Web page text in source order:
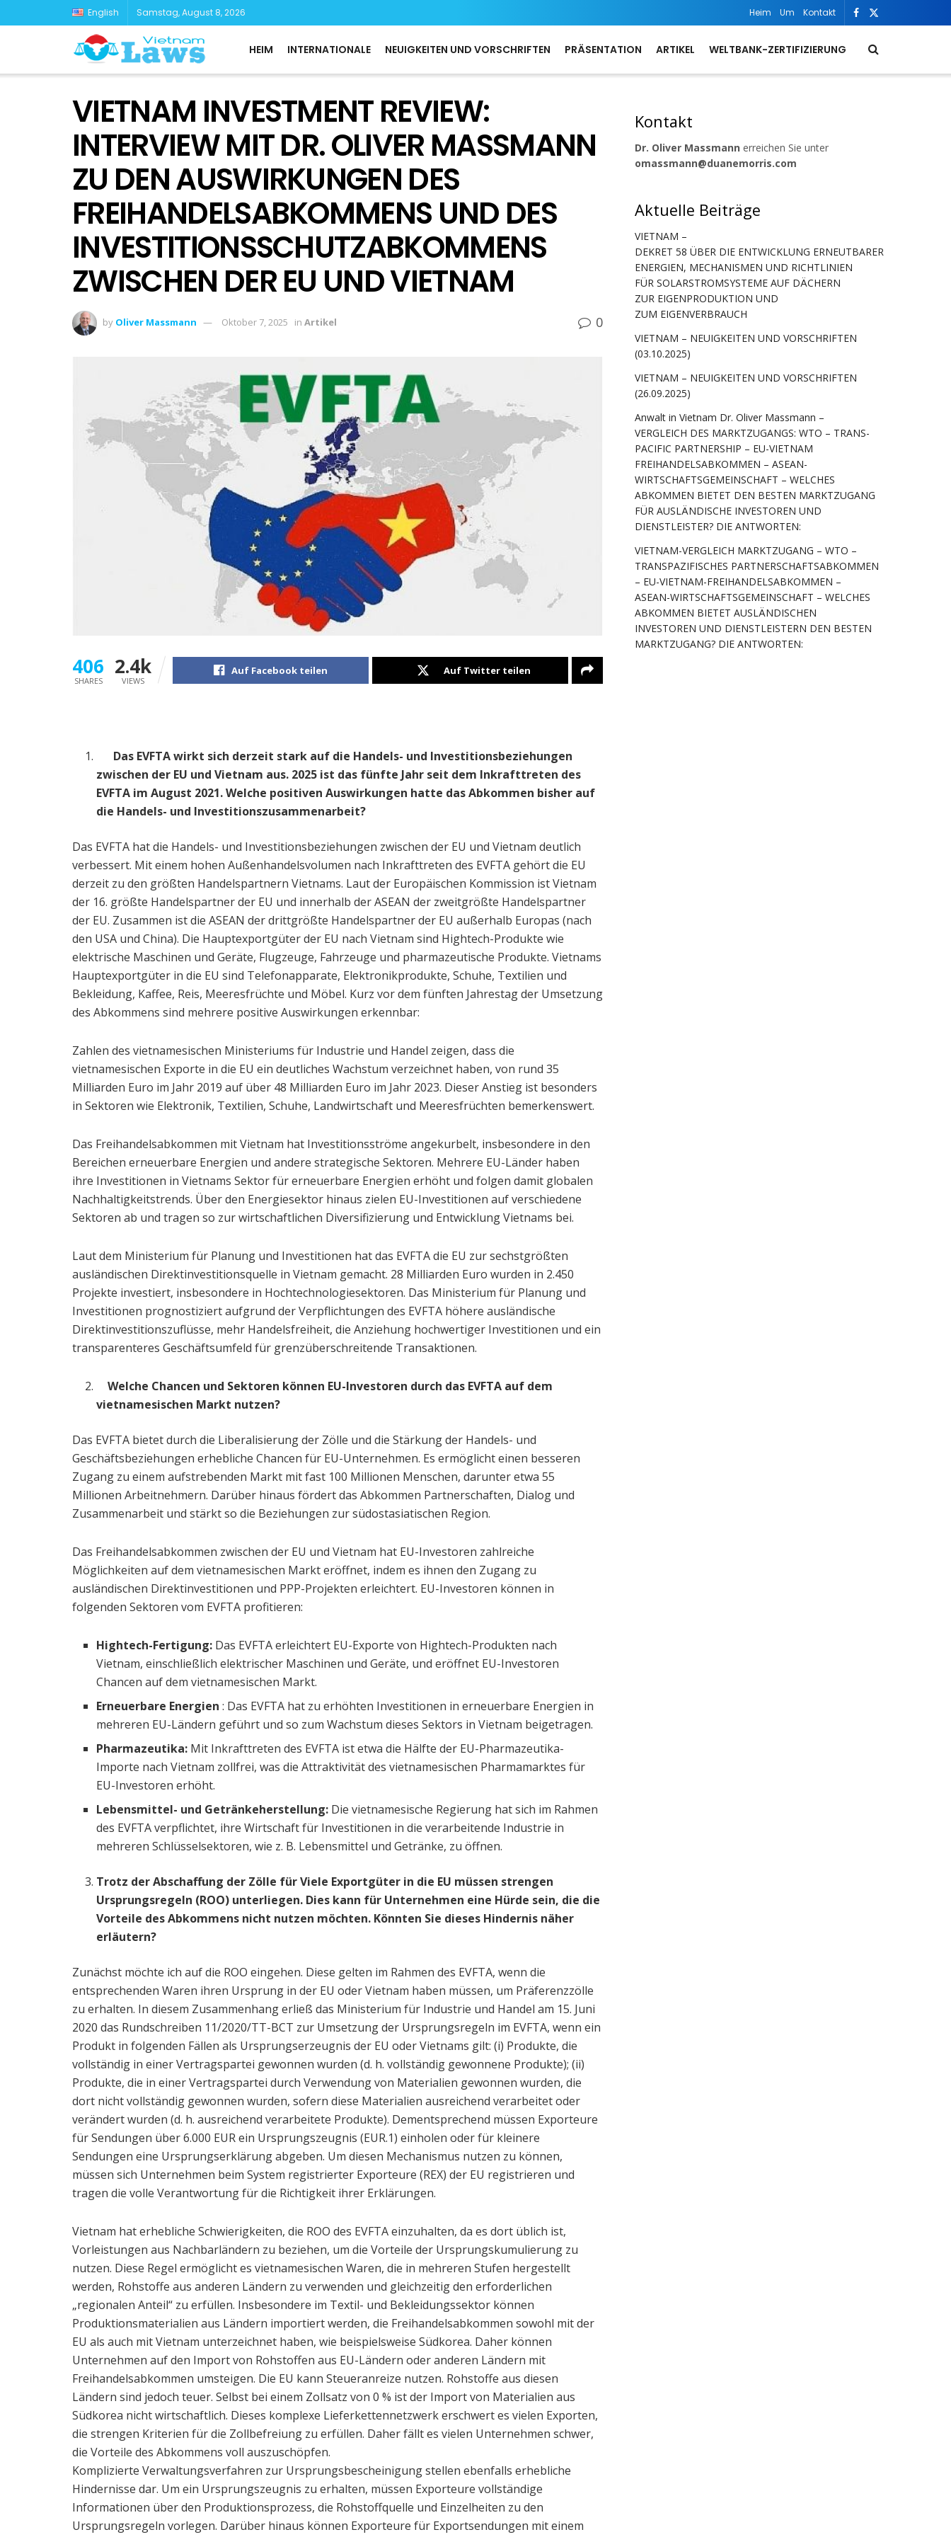
English Samstag, August 8, 2026 Heim Um Kontakt
HEIM INTERNATIONALE NEUIGKEITEN UND VORSCHRIFTEN PRÄSENTATION ARTIKEL WELTBANK-ZERTIFIZIERUNG
VIETNAM INVESTMENT REVIEW:
INTERVIEW MIT DR. OLIVER MASSMANN
ZU DEN AUSWIRKUNGEN DES
FREIHANDELSABKOMMENS UND DES
INVESTITIONSSCHUTZABKOMMENS
ZWISCHEN DER EU UND VIETNAM
by Oliver Massmann Oktober 7, 2025 in Artikel 0
406
SHARES
2.4k
VIEWS
Auf Facebook teilen Auf Twitter teilen
Das EVFTA wirkt sich derzeit stark auf die Handels- und Investitionsbeziehungen
zwischen der EU und Vietnam aus. 2025 ist das fünfte Jahr seit dem Inkrafttreten des
EVFTA im August 2021. Welche positiven Auswirkungen hatte das Abkommen bisher auf
die Handels- und Investitionszusammenarbeit?
Das EVFTA hat die Handels- und Investitionsbeziehungen zwischen der EU und Vietnam deutlich
verbessert. Mit einem hohen Außenhandelsvolumen nach Inkrafttreten des EVFTA gehört die EU
derzeit zu den größten Handelspartnern Vietnams. Laut der Europäischen Kommission ist Vietnam
der 16. größte Handelspartner der EU und innerhalb der ASEAN der zweitgrößte Handelspartner
der EU. Zusammen ist die ASEAN der drittgrößte Handelspartner der EU außerhalb Europas (nach
den USA und China). Die Hauptexportgüter der EU nach Vietnam sind Hightech-Produkte wie
elektrische Maschinen und Geräte, Flugzeuge, Fahrzeuge und pharmazeutische Produkte. Vietnams
Hauptexportgüter in die EU sind Telefonapparate, Elektronikprodukte, Schuhe, Textilien und
Bekleidung, Kaffee, Reis, Meeresfrüchte und Möbel. Kurz vor dem fünften Jahrestag der Umsetzung
des Abkommens sind mehrere positive Auswirkungen erkennbar:
Zahlen des vietnamesischen Ministeriums für Industrie und Handel zeigen, dass die
vietnamesischen Exporte in die EU ein deutliches Wachstum verzeichnet haben, von rund 35
Milliarden Euro im Jahr 2019 auf über 48 Milliarden Euro im Jahr 2023. Dieser Anstieg ist besonders
in Sektoren wie Elektronik, Textilien, Schuhe, Landwirtschaft und Meeresfrüchten bemerkenswert.
Das Freihandelsabkommen mit Vietnam hat Investitionsströme angekurbelt, insbesondere in den
Bereichen erneuerbare Energien und andere strategische Sektoren. Mehrere EU-Länder haben
ihre Investitionen in Vietnams Sektor für erneuerbare Energien erhöht und folgen damit globalen
Nachhaltigkeitstrends. Über den Energiesektor hinaus zielen EU-Investitionen auf verschiedene
Sektoren ab und tragen so zur wirtschaftlichen Diversifizierung und Entwicklung Vietnams bei.
Laut dem Ministerium für Planung und Investitionen hat das EVFTA die EU zur sechstgrößten
ausländischen Direktinvestitionsquelle in Vietnam gemacht. 28 Milliarden Euro wurden in 2.450
Projekte investiert, insbesondere in Hochtechnologiesektoren. Das Ministerium für Planung und
Investitionen prognostiziert aufgrund der Verpflichtungen des EVFTA höhere ausländische
Direktinvestitionszuflüsse, mehr Handelsfreiheit, die Anziehung hochwertiger Investitionen und ein
transparenteres Geschäftsumfeld für grenzüberschreitende Transaktionen.
Welche Chancen und Sektoren können EU-Investoren durch das EVFTA auf dem
vietnamesischen Markt nutzen?
Das EVFTA bietet durch die Liberalisierung der Zölle und die Stärkung der Handels- und
Geschäftsbeziehungen erhebliche Chancen für EU-Unternehmen. Es ermöglicht einen besseren
Zugang zu einem aufstrebenden Markt mit fast 100 Millionen Menschen, darunter etwa 55
Millionen Arbeitnehmern. Darüber hinaus fördert das Abkommen Partnerschaften, Dialog und
Zusammenarbeit und stärkt so die Beziehungen zur südostasiatischen Region.
Das Freihandelsabkommen zwischen der EU und Vietnam hat EU-Investoren zahlreiche
Möglichkeiten auf dem vietnamesischen Markt eröffnet, indem es ihnen den Zugang zu
ausländischen Direktinvestitionen und PPP-Projekten erleichtert. EU-Investoren können in
folgenden Sektoren vom EVFTA profitieren:
Hightech-Fertigung: Das EVFTA erleichtert EU-Exporte von Hightech-Produkten nach
Vietnam, einschließlich elektrischer Maschinen und Geräte, und eröffnet EU-Investoren
Chancen auf dem vietnamesischen Markt.
Erneuerbare Energien: Das EVFTA hat zu erhöhten Investitionen in erneuerbare Energien in
mehreren EU-Ländern geführt und so zum Wachstum dieses Sektors in Vietnam beigetragen.
Pharmazeutika: Mit Inkrafttreten des EVFTA ist etwa die Hälfte der EU-Pharmazeutika-
Importe nach Vietnam zollfrei, was die Attraktivität des vietnamesischen Pharmamarktes für
EU-Investoren erhöht.
Lebensmittel- und Getränkeherstellung: Die vietnamesische Regierung hat sich im Rahmen
des EVFTA verpflichtet, ihre Wirtschaft für Investitionen in die verarbeitende Industrie in
mehreren Schlüsselsektoren, wie z. B. Lebensmittel und Getränke, zu öffnen.
Trotz der Abschaffung der Zölle für Viele Exportgüter in die EU müssen strengen
Ursprungsregeln (ROO) unterliegen. Dies kann für Unternehmen eine Hürde sein, die die
Vorteile des Abkommens nicht nutzen möchten. Könnten Sie dieses Hindernis näher
erläutern?
Zunächst möchte ich auf die ROO eingehen. Diese gelten im Rahmen des EVFTA, wenn die
entsprechenden Waren ihren Ursprung in der EU oder Vietnam haben müssen, um Präferenzzölle
zu erhalten. In diesem Zusammenhang erließ das Ministerium für Industrie und Handel am 15. Juni
2020 das Rundschreiben 11/2020/TT-BCT zur Umsetzung der Ursprungsregeln im EVFTA, wenn ein
Produkt in folgenden Fällen als Ursprungserzeugnis der EU oder Vietnams gilt: (i) Produkte, die
vollständig in einer Vertragspartei gewonnen wurden (d. h. vollständig gewonnene Produkte); (ii)
Produkte, die in einer Vertragspartei durch Verwendung von Materialien gewonnen wurden, die
dort nicht vollständig gewonnen wurden, sofern diese Materialien ausreichend verarbeitet oder
verändert wurden (d. h. ausreichend verarbeitete Produkte). Dementsprechend müssen Exporteure
für Sendungen über 6.000 EUR ein Ursprungszeugnis (EUR.1) einholen oder für kleinere
Sendungen eine Ursprungserklärung abgeben. Um diesen Mechanismus nutzen zu können,
müssen sich Unternehmen beim System registrierter Exporteure (REX) der EU registrieren und
tragen die volle Verantwortung für die Richtigkeit ihrer Erklärungen.
Vietnam hat erhebliche Schwierigkeiten, die ROO des EVFTA einzuhalten, da es dort üblich ist,
Vorleistungen aus Nachbarländern zu beziehen, um die Vorteile der Ursprungskumulierung zu
nutzen. Diese Regel ermöglicht es vietnamesischen Waren, die in mehreren Stufen hergestellt
werden, Rohstoffe aus anderen Ländern zu verwenden und gleichzeitig den erforderlichen
„regionalen Anteil“ zu erfüllen. Insbesondere im Textil- und Bekleidungssektor können
Produktionsmaterialien aus Ländern importiert werden, die Freihandelsabkommen sowohl mit der
EU als auch mit Vietnam unterzeichnet haben, wie beispielsweise Südkorea. Daher können
Unternehmen auf den Import von Rohstoffen aus EU-Ländern oder anderen Ländern mit
Freihandelsabkommen umsteigen. Die EU kann Steueranreize nutzen. Rohstoffe aus diesen
Ländern sind jedoch teuer. Selbst bei einem Zollsatz von 0 % ist der Import von Materialien aus
Südkorea nicht wirtschaftlich. Dieses komplexe Lieferkettennetzwerk erschwert es vielen Exporten,
die strengen Kriterien für die Zollbefreiung zu erfüllen. Daher fällt es vielen Unternehmen schwer,
die Vorteile des Abkommens voll auszuschöpfen.
Komplizierte Verwaltungsverfahren zur Ursprungsbescheinigung stellen ebenfalls erhebliche
Hindernisse dar. Um ein Ursprungszeugnis zu erhalten, müssen Exporteure vollständige
Informationen über den Produktionsprozess, die Rohstoffquelle und Einzelheiten zu den
Ursprungsregeln vorlegen. Darüber hinaus können Exporteure für Exportsendungen mit einem
Kontakt
Dr. Oliver Massmann erreichen Sie unter
omassmann@duanemorris.com
Aktuelle Beiträge
VIETNAM –
DEKRET 58 ÜBER DIE ENTWICKLUNG ERNEUTBARER
ENERGIEN, MECHANISMEN UND RICHTLINIEN
FÜR SOLARSTROMSYSTEME AUF DÄCHERN
ZUR EIGENPRODUKTION UND
ZUM EIGENVERBRAUCH
VIETNAM – NEUIGKEITEN UND VORSCHRIFTEN
(03.10.2025)
VIETNAM – NEUIGKEITEN UND VORSCHRIFTEN
(26.09.2025)
Anwalt in Vietnam Dr. Oliver Massmann –
VERGLEICH DES MARKTZUGANGS: WTO – TRANS-
PACIFIC PARTNERSHIP – EU-VIETNAM
FREIHANDELSABKOMMEN – ASEAN-
WIRTSCHAFTSGEMEINSCHAFT – WELCHES
ABKOMMEN BIETET DEN BESTEN MARKTZUGANG
FÜR AUSLÄNDISCHE INVESTOREN UND
DIENSTLEISTER? DIE ANTWORTEN:
VIETNAM-VERGLEICH MARKTZUGANG – WTO –
TRANSPAZIFISCHES PARTNERSCHAFTSABKOMMEN
– EU-VIETNAM-FREIHANDELSABKOMMEN –
ASEAN-WIRTSCHAFTSGEMEINSCHAFT – WELCHES
ABKOMMEN BIETET AUSLÄNDISCHEN
INVESTOREN UND DIENSTLEISTERN DEN BESTEN
MARKTZUGANG? DIE ANTWORTEN: